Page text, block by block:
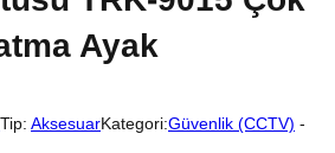
Ayak
Tip: AksesuarKategori:Güvenlik (CCTV) -